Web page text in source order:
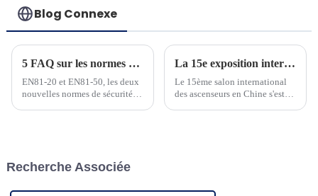
Blog Connexe
5 FAQ sur les normes ascenseurs EN81-20 et EN81-50
EN81-20 et EN81-50, les deux
nouvelles normes de sécurité
les personnes du secteur des
La 15e exposition internationale chinoise des ascenseurs s'est tenue avec succès à Shanghai du 5 au 8 juillet 2023.
Le 15ème salon international
des ascenseurs en Chine s'est
Recherche Associée